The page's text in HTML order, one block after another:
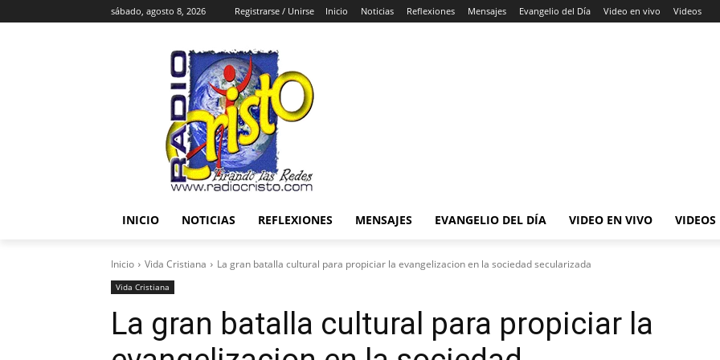
sábado, agosto 8, 2026 Registrarse / Unirse Inicio Noticias Reflexiones Mensajes Evangelio del Día Video en vivo Videos
INICIO NOTICIAS REFLEXIONES MENSAJES EVANGELIO DEL DÍA VIDEO EN VIVO VIDEOS
Inicio Vida Cristiana La gran batalla cultural para propiciar la evangelizacion en la sociedad secularizada
Vida Cristiana
La gran batalla cultural para propiciar la